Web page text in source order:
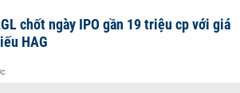
chốt ngày IPO gần 19 triệu cp với giá
HAG